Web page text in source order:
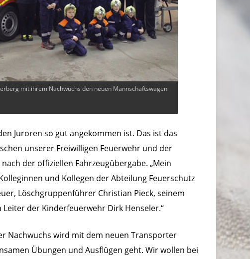
mit ihrem Nachwuchs den neuen Mannschaftswagen
Juroren so gut angekommen ist. Das ist das
unserer Freiwilligen Feuerwehr und der
der offiziellen Fahrzeugübergabe. „Mein
und Kollegen der Abteilung Feuerschutz
Löschgruppenführer Christian Pieck, seinem
der Kinderfeuerwehr Dirk Henseler.“
Nachwuchs wird mit dem neuen Transporter
Übungen und Ausflügen geht. Wir wollen bei